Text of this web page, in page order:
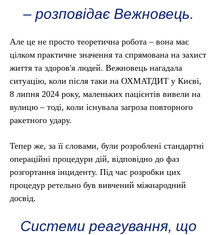
– розповідає Вежновець.
Але це не просто теоретична робота – вона має
цілком практичне значення та спрямована на захист
життя та здоров'я людей. Вежновець нагадала
ситуацію, коли після таки на ОХМАТДИТ у Києві,
8 липня 2024 року, маленьких пацієнтів вивели на
вулицю – тоді, коли існувала загроза повторного
ракетного удару.
Тепер же, за її словами, були розроблені стандартні
операційні процедури дій, відповідно до фаз
розгортання інциденту. Під час розробки цих
процедур ретельно був вивчений міжнародний
досвід.
Системи реагування, що